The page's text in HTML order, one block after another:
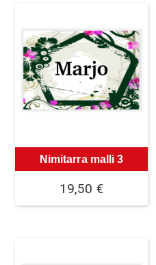
Nimitarra malli 3
19,50 €